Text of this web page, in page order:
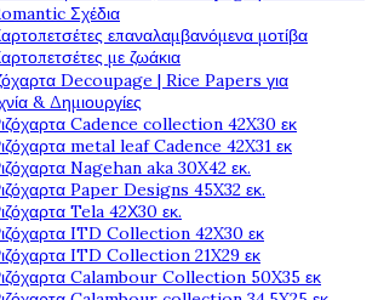
Σχέδια
επαναλαμβανόμενα μοτίβα
με ζωάκια
Decoupage | Rice Papers για
& Δημιουργίες
Cadence collection 42X30 εκ
metal leaf Cadence 42X31 εκ
Nagehan aka 30X42 εκ.
Paper Designs 45X32 εκ.
Tela 42Χ30 εκ.
ITD Collection 42X30 εκ
ITD Collection 21X29 εκ
Calambour Collection 50X35 εκ